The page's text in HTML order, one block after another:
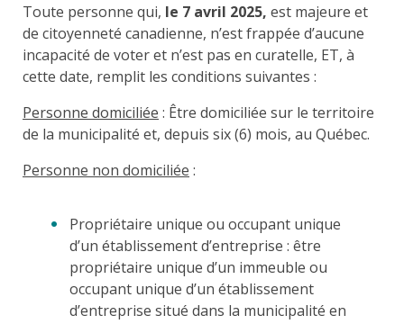
Toute personne qui, le 7 avril 2025, est majeure et
de citoyenneté canadienne, n’est frappée d’aucune
incapacité de voter et n’est pas en curatelle, ET, à
cette date, remplit les conditions suivantes :
Personne domiciliée : Être domiciliée sur le territoire
de la municipalité et, depuis six (6) mois, au Québec.
Personne non domiciliée :
Propriétaire unique ou occupant unique
d’un établissement d’entreprise : être
propriétaire unique d’un immeuble ou
occupant unique d’un établissement
d’entreprise situé dans la municipalité en